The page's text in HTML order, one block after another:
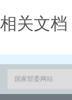
相关文档